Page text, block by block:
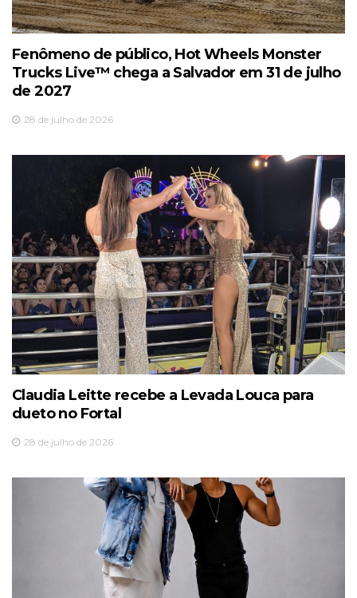
Fenômeno de público, Hot Wheels Monster
Trucks Live™️ chega a Salvador em 31 de julho
de 2027
28 de julho de 2026
Claudia Leitte recebe a Levada Louca para
dueto no Fortal
28 de julho de 2026